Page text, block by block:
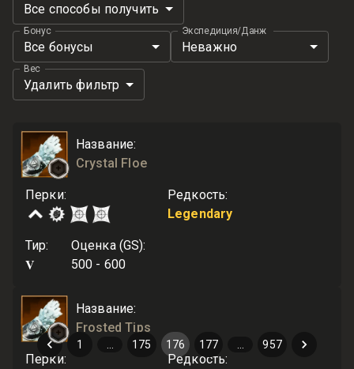
Все способы получить
Бонус
Все бонусы
Экспедиция/Данж
Неважно
Вес
Удалить фильтр
Название:
Crystal Floe
Перки: Редкость:
Legendary
Тир:
V
Оценка (GS):
500 - 600
Название:
Frosted Tips
Перки: Редкость:
1 175 176 177 957